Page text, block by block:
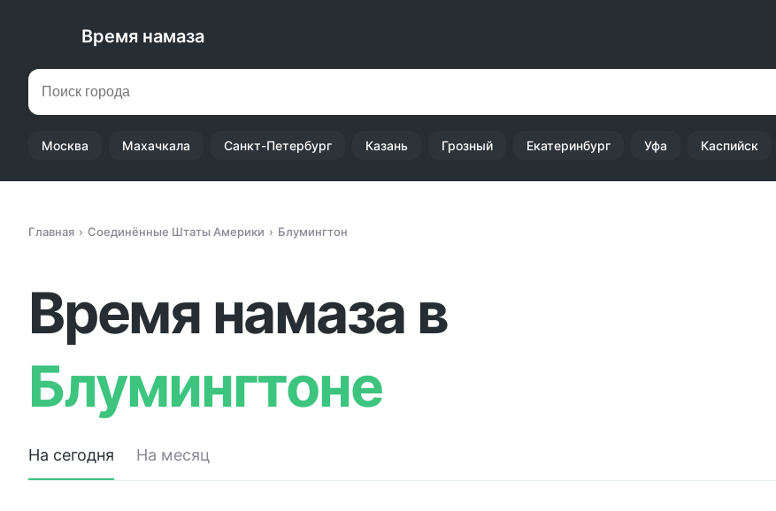
Время намаза
Москва Махачкала Санкт-Петербург Казань Грозный Екатеринбург Уфа Каспийск
Главная Соединённые Штаты Америки Блумингтон
Время намаза в
Блумингтоне
На сегодня На месяц